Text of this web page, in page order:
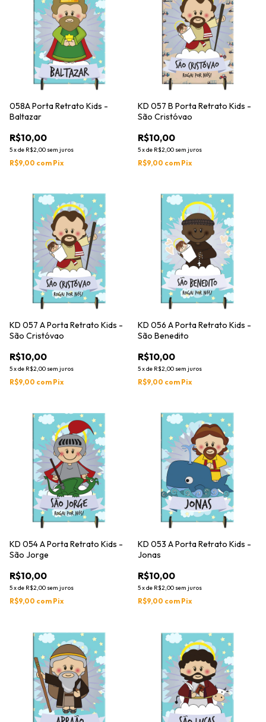
058A Porta Retrato Kids -
Baltazar
R$10,00
5xde R$2,00 sem juros
R$9,00 com Pix
KD 057 B Porta Retrato Kids -
São Cristóvao
R$10,00
5xde R$2,00 sem juros
R$9,00 com Pix
KD 057 A Porta Retrato Kids -
São Cristóvao
R$10,00
5xde R$2,00 sem juros
R$9,00 com Pix
KD 056 A Porta Retrato Kids -
São Benedito
R$10,00
5xde R$2,00 sem juros
R$9,00 com Pix
KD 054 A Porta Retrato Kids -
São Jorge
R$10,00
5xde R$2,00 sem juros
R$9,00 com Pix
KD 053 A Porta Retrato Kids -
Jonas
R$10,00
5xde R$2,00 sem juros
R$9,00 com Pix